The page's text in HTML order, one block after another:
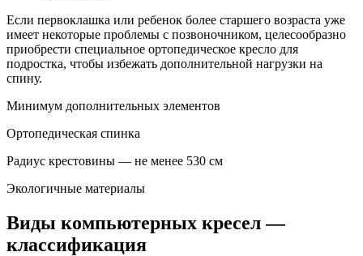
Если первоклашка или ребенок более старшего возраста уже
имеет некоторые проблемы с позвоночником, целесообразно
приобрести специальное ортопедическое кресло для
подростка, чтобы избежать дополнительной нагрузки на
спину.
Минимум дополнительных элементов
Ортопедическая спинка
Радиус крестовины — не менее 530 см
Экологичные материалы
Виды компьютерных кресел —
классификация